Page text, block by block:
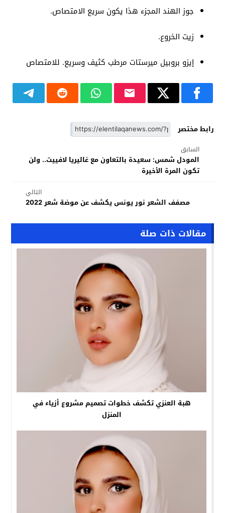
جوز الهند المجزء هذا يكون سريع الامتصاص.
زيت الخروع.
إيزو بروبيل ميرستات مرطب كثيف وسريع. للامتصاص
رابط مختصر
السابق
المودل شمس: سعيدة بالتعاون مع غاليريا لافييت.. ولن
تكون المرة الأخيرة
التالي
مصفف الشعر نور يونس يكشف عن موضة شعر 2022
مقالات ذات صلة
هبة العنزي تكشف خطوات تصميم مشروع أزياء في
المنزل